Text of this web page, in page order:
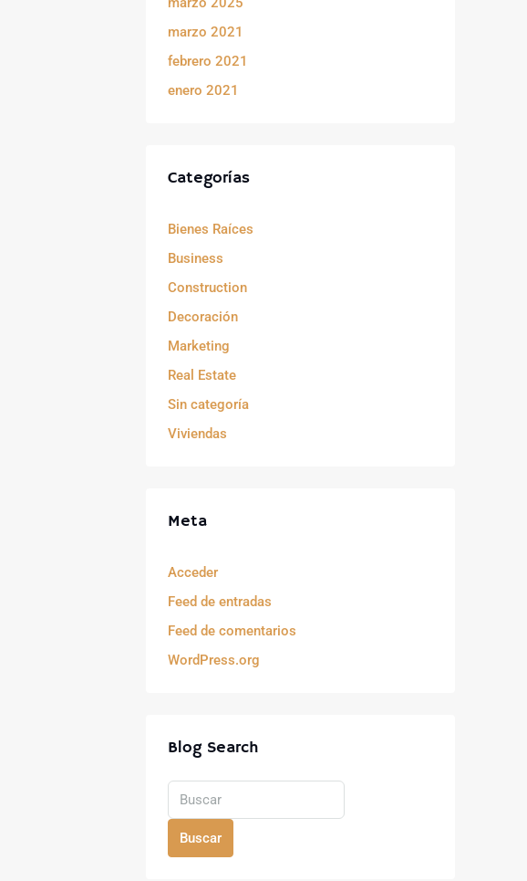
marzo 2021
febrero 2021
enero 2021
Categorías
Bienes Raíces
Business
Construction
Decoración
Marketing
Real Estate
Sin categoría
Viviendas
Meta
Acceder
Feed de entradas
Feed de comentarios
WordPress.org
Blog Search
Buscar